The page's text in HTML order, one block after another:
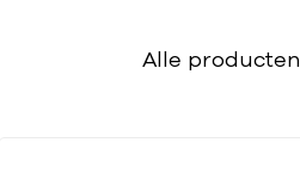
Alle producten